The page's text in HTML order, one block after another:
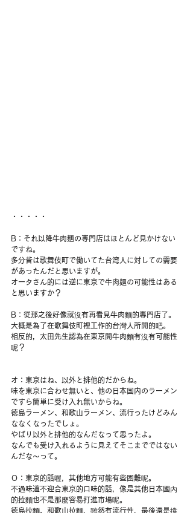
・・・・・
B：それ以降牛肉麺の専門店はほとんど見かけない
ですね。
多分昔は歌舞伎町で働いてた台湾人に対しての需要
があったんだと思いますが。
オータさん的には逆に東京で牛肉麺の可能性はある
と思いますか？
B：從那之後好像就沒有再看見牛肉麵的專門店了。
大概是為了在歌舞伎町裡工作的台灣人所開的吧。
相反的，太田先生認為在東京開牛肉麵有沒有可能性
呢？
オ：東京はね、以外と排他的だからね。
味を東京に合わせ無いと、他の日本国内のラーメン
ですら簡単に受け入れ無いからね。
徳島ラーメン、和歌山ラーメン、流行ったけどみん
ななくなったでしょ。
やぱり以外と排他的なんだなって思ったよ。
なんでも受け入れるように見えてそこまでではない
んだな〜って。
Ｏ：東京的話喔，其他地方可能有些困難呢。
不過味道不迎合東京的口味的話，像是其他日本國內
的拉麵也不是那麼容易打進市場呢。
徳島拉麵、和歌山拉麵，雖然有流行性，最後還是撐